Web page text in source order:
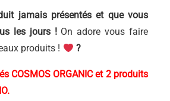
jamais présentés et que vous
les jours ! On adore vous faire
produits !
?
COSMOS ORGANIC et 2 produits